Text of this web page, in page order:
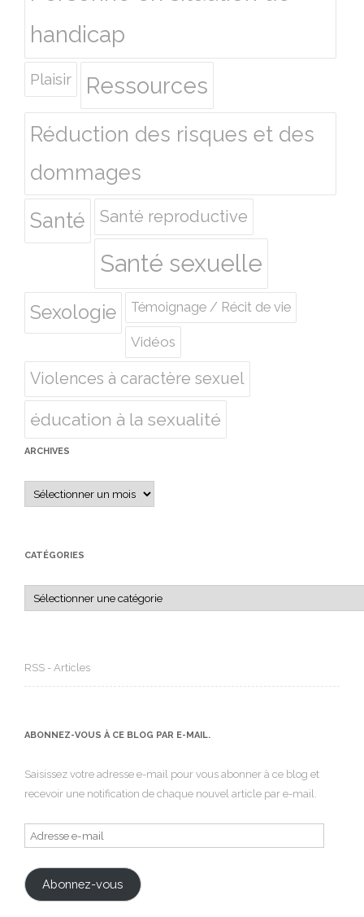
handicap
Plaisir Ressources
Réduction des risques et des
dommages
Santé
Santé reproductive
Santé sexuelle
Sexologie Témoignage / Récit de vie
Vidéos
Violences à caractère sexuel
éducation à la sexualité
ARCHIVES
Archives
CATÉGORIES
Catégories
RSS - Articles
ABONNEZ-VOUS À CE BLOG PAR E-MAIL.
Saisissez votre adresse e-mail pour vous abonner à ce blog et
recevoir une notification de chaque nouvel article par e-mail.
Adresse
e-
mail
Abonnez-vous